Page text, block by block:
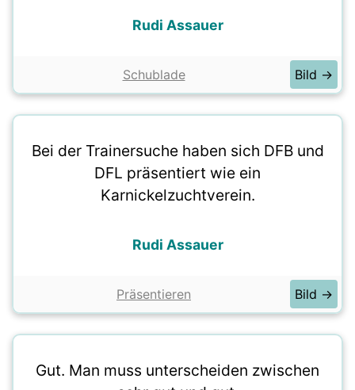
Rudi Assauer
Schublade Bild →
Bei der Trainersuche haben sich DFB und
DFL präsentiert wie ein
Karnickelzuchtverein.
Rudi Assauer
Präsentieren Bild →
Gut. Man muss unterscheiden zwischen